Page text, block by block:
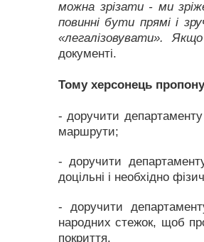
можна зрізати - ми
повинні бути прямі і
«легалізовувати».
документі.
Тому херсонець
- доручити
маршрути;
- доручити
доцільні і необхідно
- доручити
народних стежок, щоб
покриття.